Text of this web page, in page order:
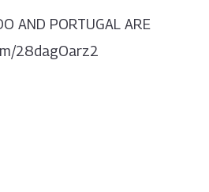
AND PORTUGAL ARE
28dagOarz2